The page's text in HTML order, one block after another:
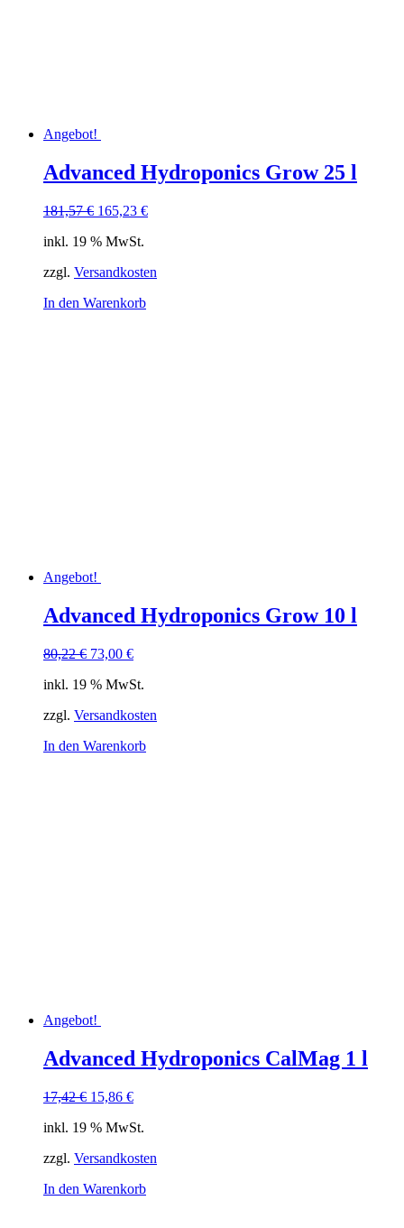
Angebot!
Advanced Hydroponics Grow 25 l
181,57€ Ursprünglicher
war:
165,23 €Aktueller
inkl. 19 % MwSt.
zzgl. Versandkosten
In den Warenkorb
Angebot!
Advanced Hydroponics Grow 10 l
80,22€ Ursprünglicher
war:
73,00 €Aktueller
ist:
inkl. 19 % MwSt.
zzgl. Versandkosten
In den Warenkorb
Angebot!
Advanced Hydroponics CalMag 1 l
17,42€ Ursprünglicher
war:
15,86 €Aktueller
ist:
inkl. 19 % MwSt.
zzgl. Versandkosten
In den Warenkorb